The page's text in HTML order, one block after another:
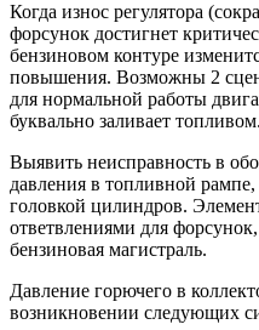
Когда износ регулятора
форсунок достигнет
бензиновом контуре
повышения. Возможны 2
для нормальной работы
буквально заливает топливом.
Выявить неисправность в
давления в топливной
головкой цилиндров.
ответвлениями для
бензиновая магистраль.
Давление горючего в
возникновении следующих